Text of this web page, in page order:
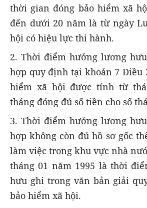
thời gian đóng bảo hiểm xã
đến dưới 20 năm là từ ngày
hội có hiệu lực thi hành.
2. Thời điểm hưởng lương
hợp quy định tại khoản 7 Điều
hiểm xã hội được tính từ
tháng đóng đủ số tiền cho số
3. Thời điểm hưởng lương
hợp không còn đủ hồ sơ gốc
làm việc trong khu vực nhà
tháng 01 năm 1995 là thời
hưu ghi trong văn bản giải
bảo hiểm xã hội.